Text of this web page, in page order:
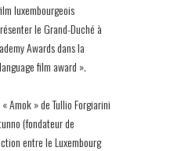
luxembourgeois
le Grand-Duché à
Awards dans la
film award ».
Amok » de Tullio Forgiarini
(fondateur de
entre le Luxembourg